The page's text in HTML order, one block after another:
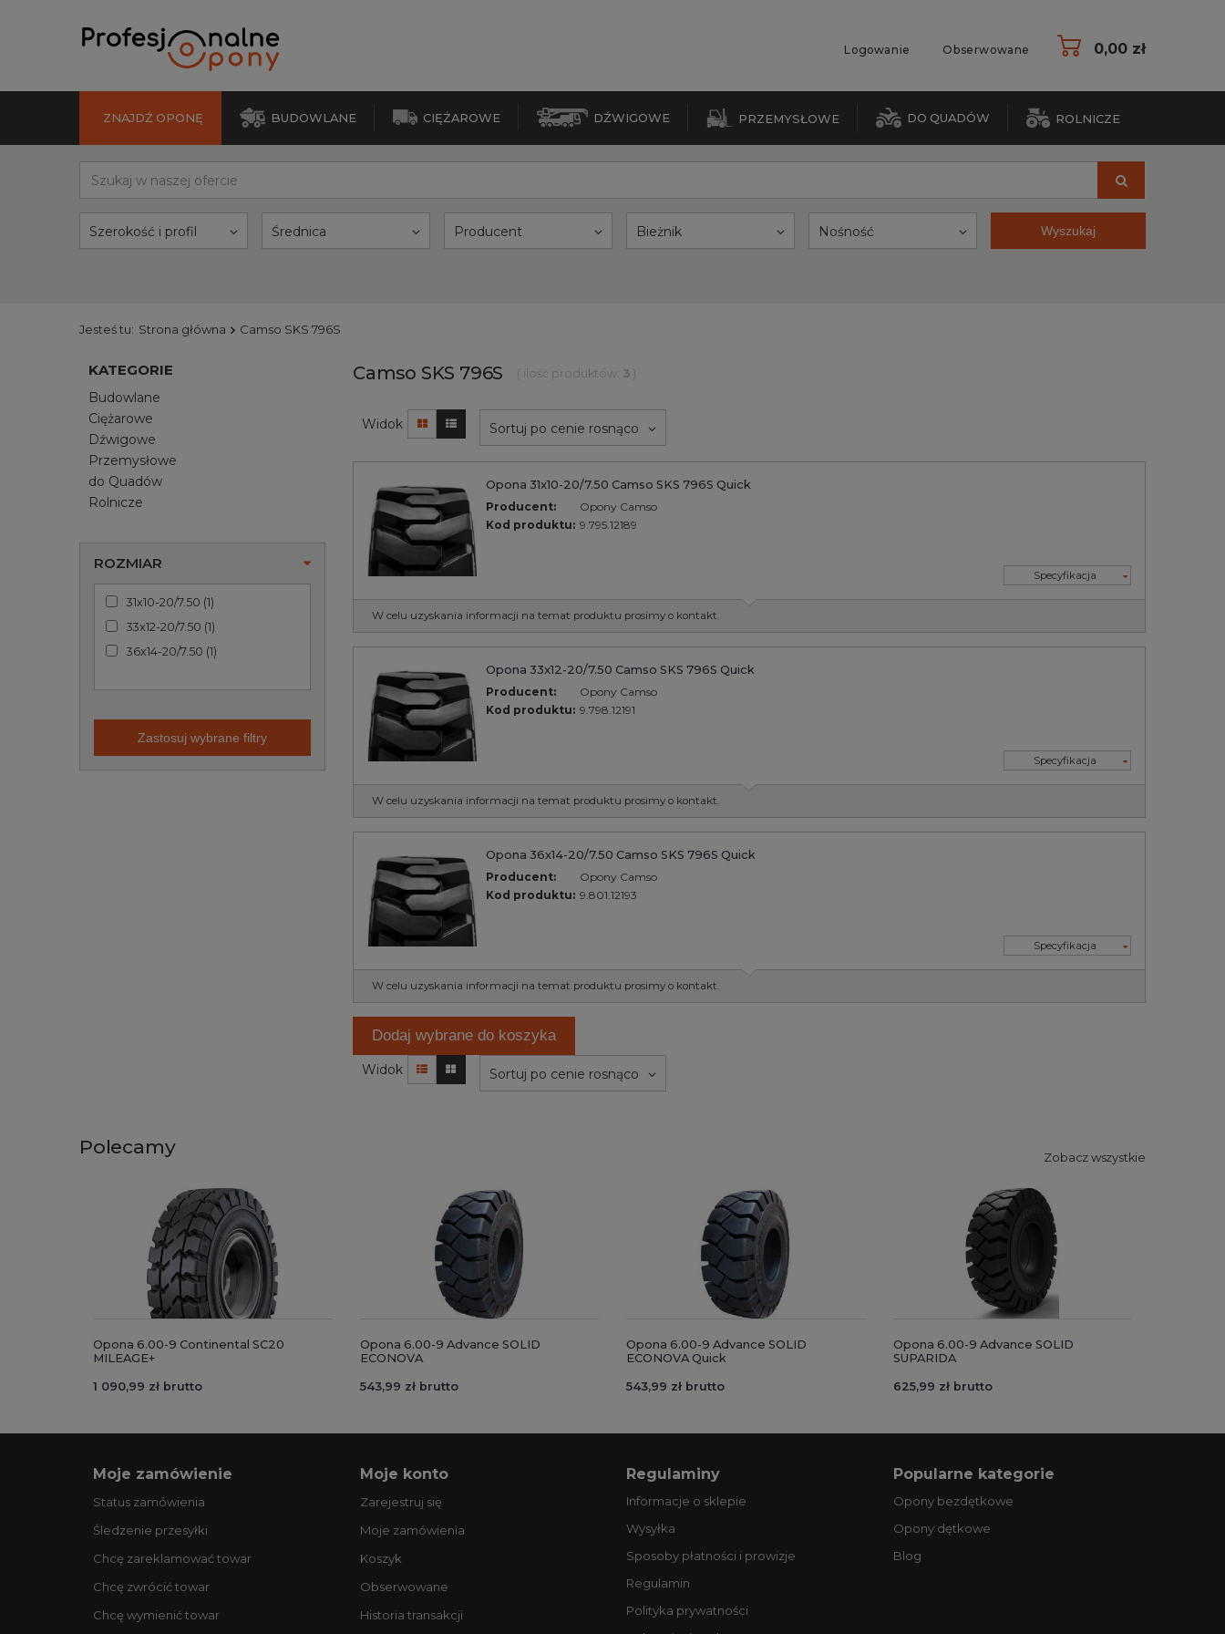
Logowanie Obserwowane 0,00 zł
ZNAJDŹ OPONĘ BUDOWLANE CIĘŻAROWE DŹWIGOWE PRZEMYSŁOWE DO QUADÓW ROLNICZE
Szerokość i profil Średnica Producent Bieżnik Nośność Wyszukaj
Jesteś tu: Strona główna Camso SKS 796S
KATEGORIE
Budowlane
Ciężarowe
Dźwigowe
Przemysłowe
do Quadów
Rolnicze
ROZMIAR
31x10-20/7.50 (1)
33x12-20/7.50 (1)
36x14-20/7.50 (1)
Zastosuj wybrane filtry
Camso SKS 796S ( ilość produktów: 3 )
Widok Sortuj po cenie rosnąco
Opona 31x10-20/7.50 Camso SKS 796S Quick
Producent:
Opony Camso
Kod produktu: 9.795.12189
Specyfikacja
W celu uzyskania informacji na temat produktu prosimy o kontakt.
Opona 33x12-20/7.50 Camso SKS 796S Quick
Producent:
Opony Camso
Kod produktu: 9.798.12191
Specyfikacja
W celu uzyskania informacji na temat produktu prosimy o kontakt.
Opona 36x14-20/7.50 Camso SKS 796S Quick
Producent:
Opony Camso
Kod produktu: 9.801.12193
Specyfikacja
W celu uzyskania informacji na temat produktu prosimy o kontakt.
Dodaj wybrane do koszyka
Widok Sortuj po cenie rosnąco
Polecamy Zobacz wszystkie
Opona 6.00-9 Continental SC20
MILEAGE+
1 090,99 zł brutto
Opona 6.00-9 Advance SOLID
ECONOVA
543,99 zł brutto
Opona 6.00-9 Advance SOLID
ECONOVA Quick
543,99 zł brutto
Opona 6.00-9 Advance SOLID
SUPARIDA
625,99 zł brutto
Moje zamówienie
Status zamówienia
Śledzenie przesyłki
Chcę zareklamować towar
Chcę zwrócić towar
Chcę wymienić towar
Moje konto
Zarejestruj się
Moje zamówienia
Koszyk
Obserwowane
Historia transakcji
Regulaminy
Informacje o sklepie
Wysyłka
Sposoby płatności i prowizje
Regulamin
Polityka prywatności
Popularne kategorie
Opony bezdętkowe
Opony dętkowe
Blog